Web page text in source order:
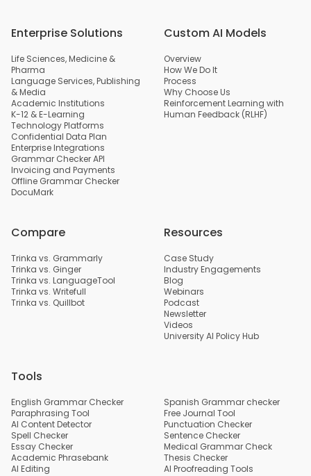
Enterprise Solutions
Life Sciences, Medicine &
Pharma
Language Services, Publishing
& Media
Academic Institutions
K-12 & E-Learning
Technology Platforms
Confidential Data Plan
Enterprise Integrations
Grammar Checker API
Invoicing and Payments
Offline Grammar Checker
DocuMark
Custom AI Models
Overview
How We Do It
Process
Why Choose Us
Reinforcement Learning with
Human Feedback (RLHF)
Compare
Trinka vs. Grammarly
Trinka vs. Ginger
Trinka vs. LanguageTool
Trinka vs. Writefull
Trinka vs. Quillbot
Resources
Case Study
Industry Engagements
Blog
Webinars
Podcast
Newsletter
Videos
University AI Policy Hub
Tools
English Grammar Checker
Spanish Grammar checker
Paraphrasing Tool
Free Journal Tool
AI Content Detector
Punctuation Checker
Spell Checker
Sentence Checker
Essay Checker
Medical Grammar Check
Academic Phrasebank
Thesis Checker
AI Editing
AI Proofreading Tools